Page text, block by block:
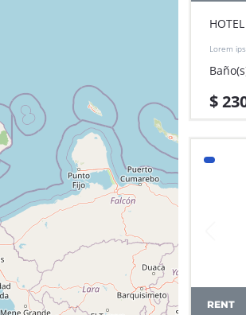
Lorem
do
aliqua.
$
RENT